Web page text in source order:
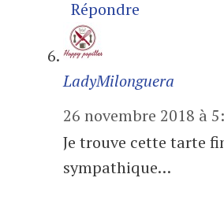
Répondre
LadyMilonguera
26 novembre 2018 à
Je trouve cette tarte
sympathique…